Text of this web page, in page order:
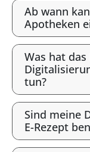
Ab wann
Apotheken
Was hat
tun?
Sind meine
E-Rezept